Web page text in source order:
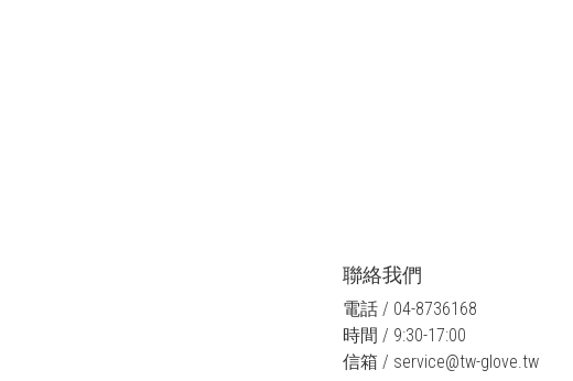
聯絡我們
電話 / 04-8736168
時間 / 9:30-17:00
信箱 / service@tw-glove.tw